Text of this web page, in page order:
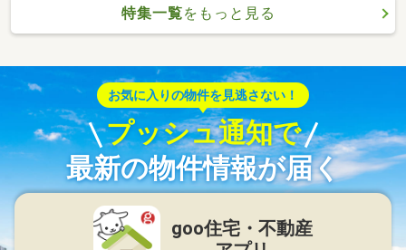
特集一覧をもっと見る
お気に入りの物件を見逃さない！
プッシュ通知で
最新の物件情報が届く
goo住宅・不動産